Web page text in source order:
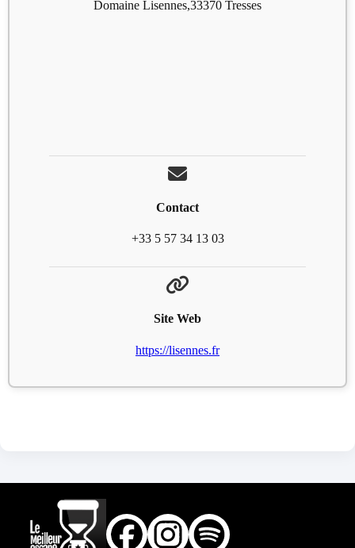
Domaine Lisennes,33370 Tresses
Contact
+33 5 57 34 13 03
Site Web
https://lisennes.fr